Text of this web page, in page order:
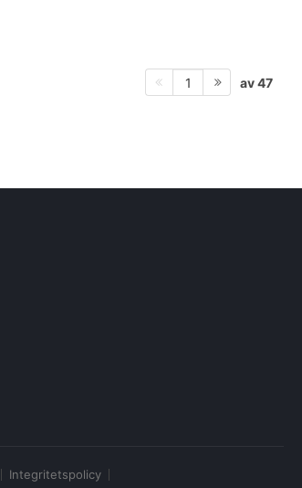
1 av 47
Integritetspolicy